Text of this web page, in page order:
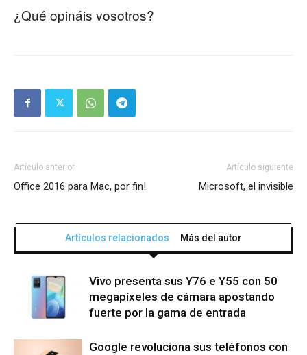
¿Qué opináis vosotros?
Artículo anterior
Office 2016 para Mac, por fin!
Artículo siguiente
Microsoft, el invisible
Artículos relacionados Más del autor
Vivo presenta sus Y76 e Y55 con 50
megapíxeles de cámara apostando
fuerte por la gama de entrada
Google revoluciona sus teléfonos con